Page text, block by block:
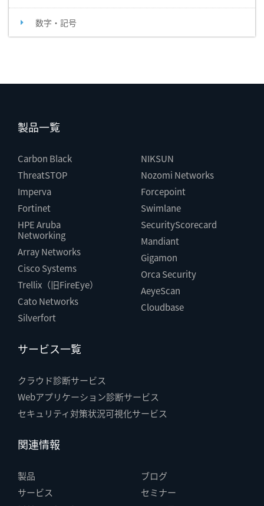
数字・記号
製品一覧
Carbon Black
ThreatSTOP
Imperva
Fortinet
HPE Aruba
Networking
Array Networks
Cisco Systems
Trellix（旧FireEye）
Cato Networks
Silverfort
NIKSUN
Nozomi Networks
Forcepoint
Swimlane
SecurityScorecard
Mandiant
Gigamon
Orca Security
AeyeScan
Cloudbase
サービス一覧
クラウド診断サービス
Webアプリケーション診断サービス
セキュリティ対策状況可視化サービス
関連情報
製品
サービス
ブログ
セミナー